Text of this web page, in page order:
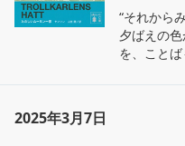
“それから
夕ばえの
を、こと
2025年3月7日